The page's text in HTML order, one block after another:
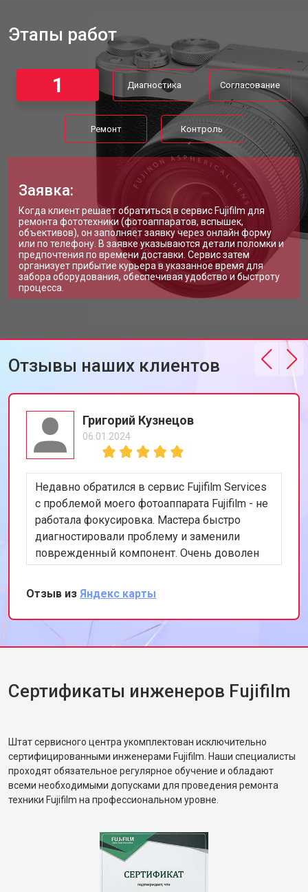
Этапы работ
1 Диагностика Согласование
Ремонт Контроль
Заявка:
Когда клиент решает обратиться в сервис Fujifilm для
ремонта фототехники (фотоаппаратов, вспышек,
объективов), он заполняет заявку через онлайн форму
или по телефону. В заявке указываются детали поломки и
предпочтения по времени доставки. Сервис затем
организует прибытие курьера в указанное время для
забора оборудования, обеспечивая удобство и быстроту
процесса.
Отзывы наших клиентов
Григорий Кузнецов
06.01.2024
Недавно обратился в сервис Fujifilm Services
с проблемой моего фотоаппарата Fujifilm - не
работала фокусировка. Мастера быстро
диагностировали проблему и заменили
поврежденный компонент. Очень доволен
скоростью и качеством работы. Рекомендую
этот сервис всем, кто ценит
профессионализм и качество.
Отзыв из Яндекс карты
Сертификаты инженеров Fujifilm
Штат сервисного центра укомплектован исключительно
сертифицированными инженерами Fujifilm. Наши специалисты
проходят обязательное регулярное обучение и обладают
всеми необходимыми допусками для проведения ремонта
техники Fujifilm на профессиональном уровне.